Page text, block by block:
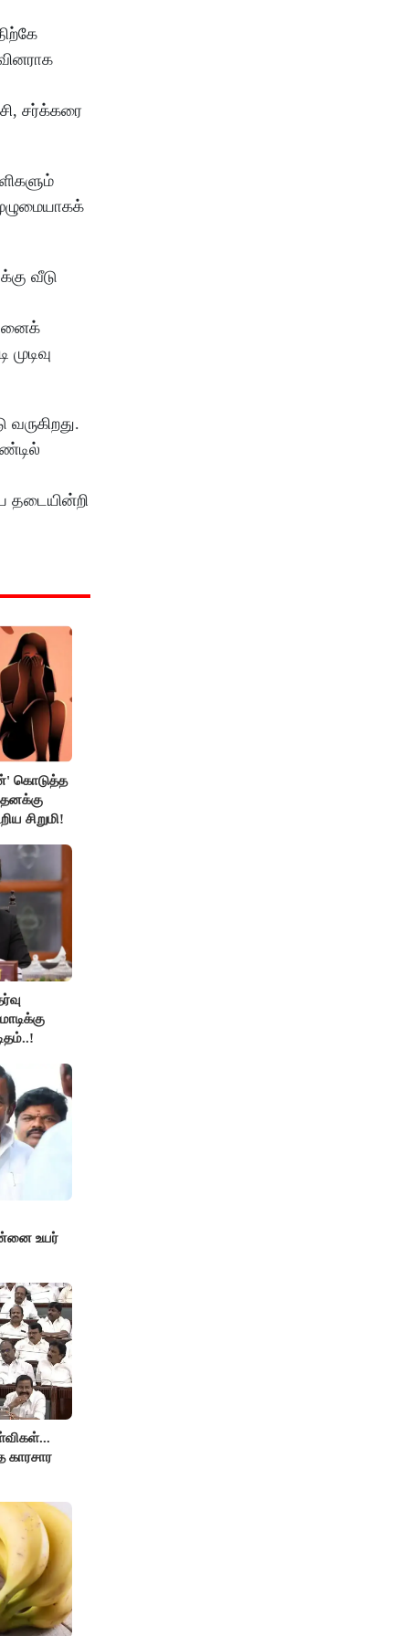
சர்க்கரை
வீடு
தடையின்றி
கொடுத்த
சிறுமி!
உயர்
காரசார